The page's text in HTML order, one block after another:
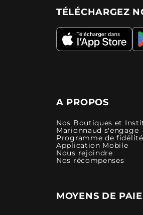
TÉLÉCHARGEZ
A PROPOS
Nos Boutiques et
Marionnaud s'engage
Programme de fidélité
Application Mobile
Nous rejoindre
Nos récompenses
MOYENS DE